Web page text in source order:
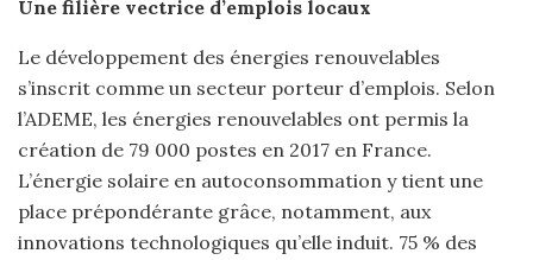
Une filière vectrice d’emplois locaux
Le développement des énergies renouvelables
s’inscrit comme un secteur porteur d’emplois. Selon
l’ADEME, les énergies renouvelables ont permis la
création de 79 000 postes en 2017 en France.
L’énergie solaire en autoconsommation y tient une
place prépondérante grâce, notamment, aux
innovations technologiques qu’elle induit. 75 % des